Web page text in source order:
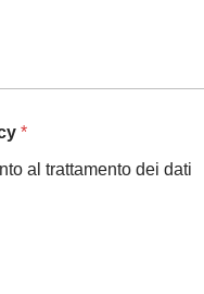
*
al trattamento dei dati